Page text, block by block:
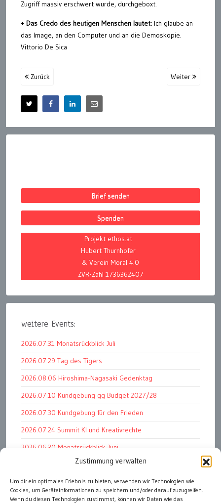
Zustimmung verwalten
Um dir ein optimales Erlebnis zu bieten, verwenden wir Technologien wie
Cookies, um Geräteinformationen zu speichern und/oder darauf zuzugreifen.
Wenn du diesen Technologien zustimmst, können wir Daten wie das
Zugriff massiv erschwert wurde, durchgeboxt.
+ Das Credo des heutigen Menschen lautet: Ich glaube an
das Image, an den Computer und an die Demoskopie.
Vittorio De Sica
Zurück Weiter
Brief senden
Spenden
Projekt ethos.at
Hubert Thurnhofer
& Verein Moral 4.0
ZVR-Zahl 1736362407
weitere Events:
2026.07.31 Monatsrückblick Juli
2026.07.29 Tag des Tigers
2026.08.06 Hiroshima-Nagasaki Gedenktag
2026.07.10 Kundgebung gg Budget 2027/28
2026.07.30 Kundgebung für den Frieden
2026.07.24 Summit KI und Kreativrechte
2026.06.30 Monatsrückblick Juni
2026.07.11 Worauf es letztlich ankommt
2026.07.01 Markenwert Studie 2026
2026.07.07 Open Space im Weltmuseum